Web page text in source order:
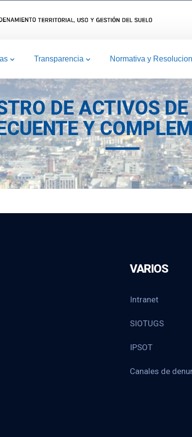
Transparencia Normativa y
DE ACTIVOS
Y
VARIOS
Intranet
SIOTUGS
IPSOT
Canales de